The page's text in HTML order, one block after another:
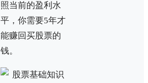
照当前的盈利水
平，你需要5年才
能赚回买股票的
钱。